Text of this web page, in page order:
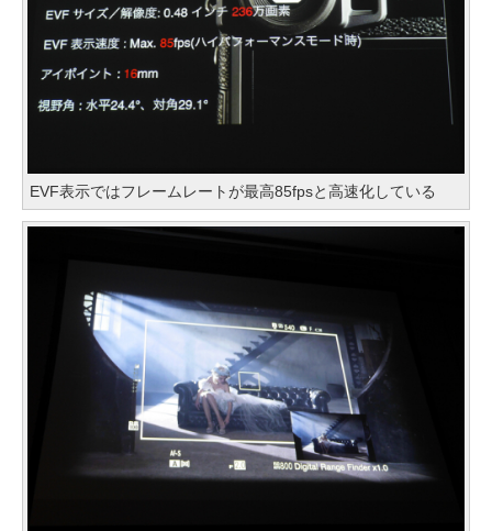
EVF表示ではフレームレートが最高85fpsと高速化している